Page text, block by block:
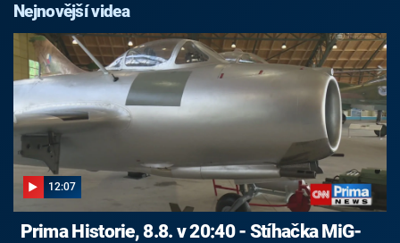
Nejnovější videa
12:07
Prima Historie, 8.8. v 20:40 - Stíhačka MiG-